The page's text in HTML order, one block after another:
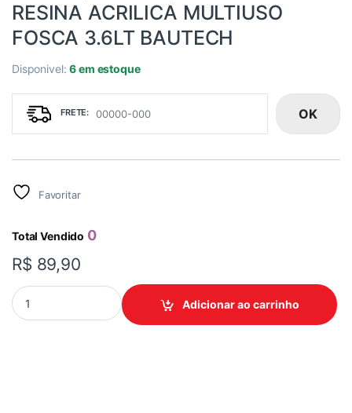
RESINA ACRILICA MULTIUSO
FOSCA 3.6LT BAUTECH
Disponivel:6 em estoque
OK
Favoritar
Total Vendido 0
R$ 89,90
RESINA ACRILICA MULTIUSO FOSCA 3.6LT BAUTECH quantidade
Adicionar ao carrinho